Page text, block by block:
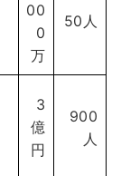
00
0
万
50人
3
億
円
900
人